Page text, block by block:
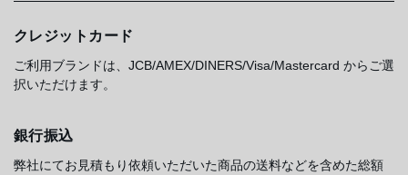
クレジットカード
ご利用ブランドは、JCB/AMEX/DINERS/Visa/Mastercard からご選
択いただけます。
銀行振込
弊社にてお見積もり依頼いただいた商品の送料などを含めた総額